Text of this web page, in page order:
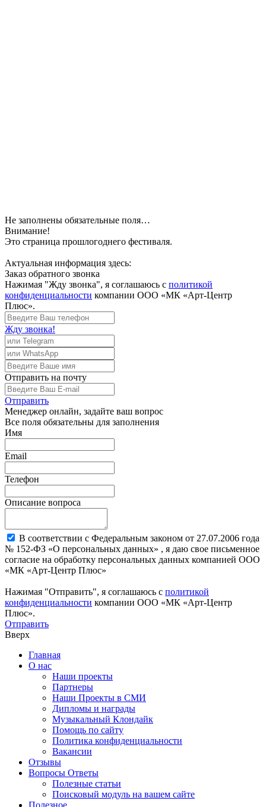
Не заполнены обязательные поля…
Внимание!
Это страница прошлогоднего фестиваля.
Актуальная информация здесь:
Заказ обратного звонка
Нажимая "Жду звонка", я соглашаюсь с политикой
конфиденциальности компании ООО «МК «Арт-Центр
Плюс».
Жду звонка!
Отправить на почту
Отправить
Менеджер онлайн, задайте ваш вопрос
Все поля обязательны для заполнения
Имя
Email
Телефон
Описание вопроса
В соответствии с Федеральным законом от 27.07.2006 года
№ 152-ФЗ «О персональных данных» , я даю свое письменное
согласие на обработку персональных данных компанией ООО
«МК «Арт-Центр Плюс»
Нажимая "Отправить", я соглашаюсь с политикой
конфиденциальности компании ООО «МК «Арт-Центр
Плюс».
Отправить
Вверх
Главная
О нас
Наши проекты
Партнеры
Наши Проекты в СМИ
Дипломы и награды
Музыкальный Клондайк
Помощь по сайту
Политика конфиденциальности
Вакансии
Отзывы
Вопросы Ответы
Полезные статьи
Поисковый модуль на вашем сайте
Полезное